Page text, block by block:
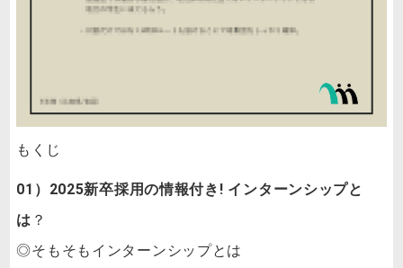
もくじ
01）2025新卒採用の情報付き! インターンシップと
は ？
◎そもそもインターンシップとは